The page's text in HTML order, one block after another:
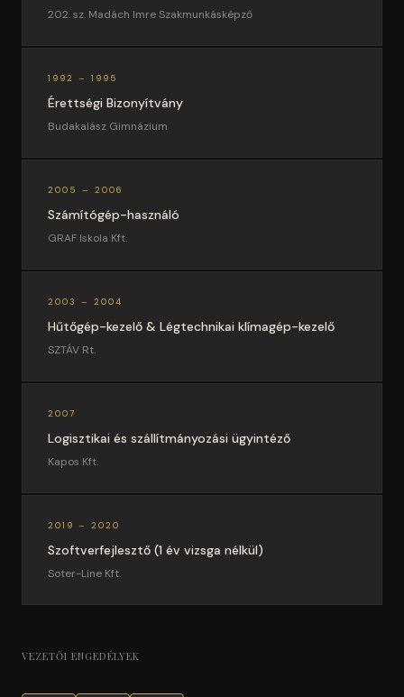
202. sz. Madách Imre Szakmunkásképző
1992 – 1995
Érettségi Bizonyítvány
Budakalász Gimnázium
2005 – 2006
Számítógép-használó
GRAF Iskola Kft.
2003 – 2004
Hűtőgép-kezelő & Légtechnikai klímagép-kezelő
SZTÁV Rt.
2007
Logisztikai és szállítmányozási ügyintéző
Kapos Kft.
2019 – 2020
Szoftverfejlesztő (1 év vizsga nélkül)
Soter-Line Kft.
VEZETŐI ENGEDÉLYEK